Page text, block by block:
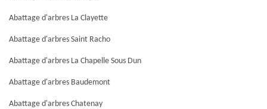
Abattage d'arbres La Clayette
Abattage d'arbres Saint Racho
Abattage d'arbres La Chapelle Sous Dun
Abattage d'arbres Baudemont
Abattage d'arbres Chatenay